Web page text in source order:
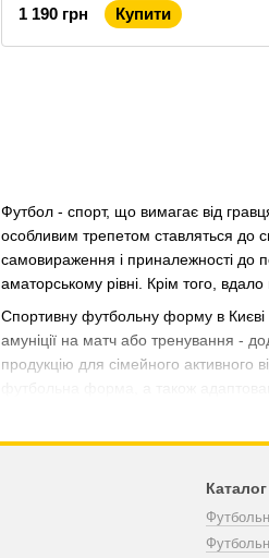
Футбол - спорт, що вимагає від
особливим трепетом ставляться до
самовираження і приналежності до
аматорському рівні. Крім того, вдало
Спортивну футбольну форму в Києві
амуніції на матч або тренування -
продукцію для сімейного активного
, а також
гравцями двох протиборчих команд.
однаково одягнені? Було прийнято
Забарвлення форми для гри в футбол
1 190 грн
Купити
Каталог